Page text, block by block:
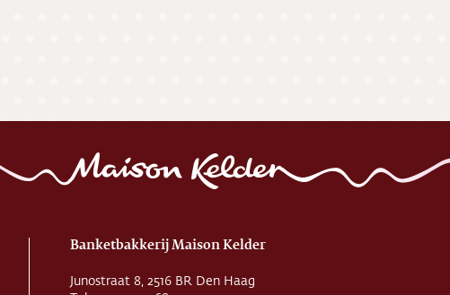
Banketbakkerij Maison Kelder
Junostraat 8, 2516 BR Den Haag